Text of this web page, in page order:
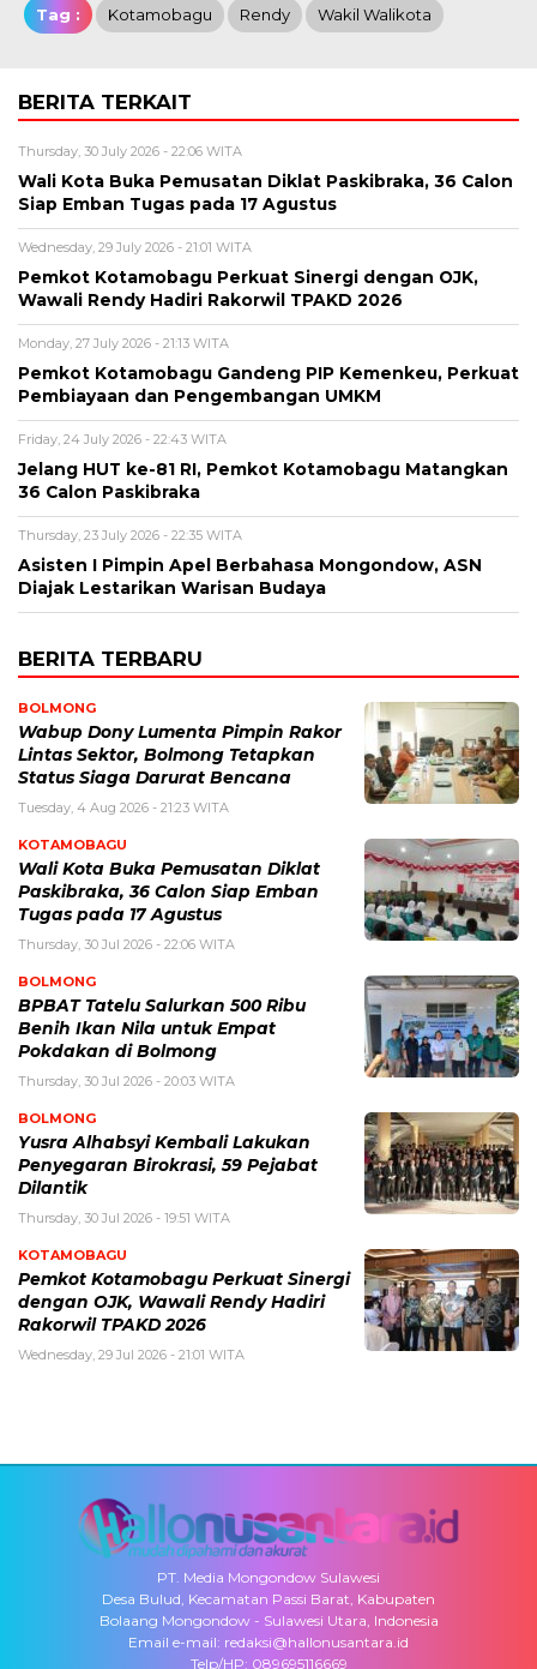
Tag : Kotamobagu Rendy Wakil Walikota
BERITA TERKAIT
Thursday, 30 July 2026 - 22:06 WITA
Wali Kota Buka Pemusatan Diklat Paskibraka, 36 Calon
Siap Emban Tugas pada 17 Agustus
Wednesday, 29 July 2026 - 21:01 WITA
Pemkot Kotamobagu Perkuat Sinergi dengan OJK,
Wawali Rendy Hadiri Rakorwil TPAKD 2026
Monday, 27 July 2026 - 21:13 WITA
Pemkot Kotamobagu Gandeng PIP Kemenkeu, Perkuat
Pembiayaan dan Pengembangan UMKM
Friday, 24 July 2026 - 22:43 WITA
Jelang HUT ke-81 RI, Pemkot Kotamobagu Matangkan
36 Calon Paskibraka
Thursday, 23 July 2026 - 22:35 WITA
Asisten I Pimpin Apel Berbahasa Mongondow, ASN
Diajak Lestarikan Warisan Budaya
BERITA TERBARU
BOLMONG
Wabup Dony Lumenta Pimpin Rakor
Lintas Sektor, Bolmong Tetapkan
Status Siaga Darurat Bencana
Tuesday, 4 Aug 2026 - 21:23 WITA
KOTAMOBAGU
Wali Kota Buka Pemusatan Diklat
Paskibraka, 36 Calon Siap Emban
Tugas pada 17 Agustus
Thursday, 30 Jul 2026 - 22:06 WITA
BOLMONG
BPBAT Tatelu Salurkan 500 Ribu
Benih Ikan Nila untuk Empat
Pokdakan di Bolmong
Thursday, 30 Jul 2026 - 20:03 WITA
BOLMONG
Yusra Alhabsyi Kembali Lakukan
Penyegaran Birokrasi, 59 Pejabat
Dilantik
Thursday, 30 Jul 2026 - 19:51 WITA
KOTAMOBAGU
Pemkot Kotamobagu Perkuat Sinergi
dengan OJK, Wawali Rendy Hadiri
Rakorwil TPAKD 2026
Wednesday, 29 Jul 2026 - 21:01 WITA
PT. Media Mongondow Sulawesi
Desa Bulud, Kecamatan Passi Barat, Kabupaten
Bolaang Mongondow - Sulawesi Utara, Indonesia
Email e-mail: redaksi@hallonusantara.id
Telp/HP: 089695116669